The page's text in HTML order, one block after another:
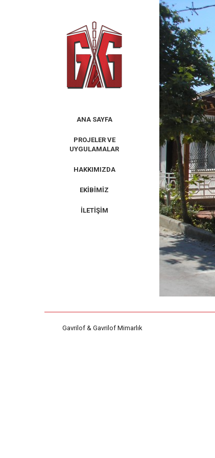
ANA SAYFA
PROJELER VE
UYGULAMALAR
HAKKIMIZDA
EKIBIMIZ
İLETIŞIM
Gavrilof & Gavrilof Mimarlık